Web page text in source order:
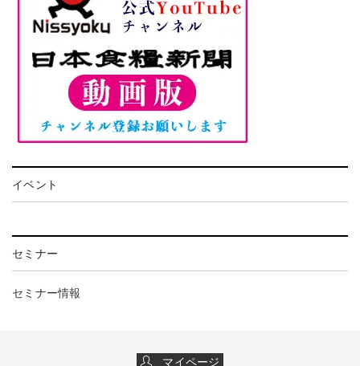
イベント
セミナー
セミナー情報
マイページ